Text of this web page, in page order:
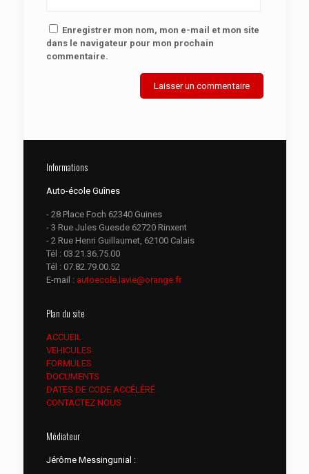
Enregistrer mon nom, mon e-mail et mon site
dans le navigateur pour mon prochain
commentaire.
Informations
Auto-école Guînes
- 28 Place Foch 62340 Guines
- 3 Rue Jules Guesde 62720 Rinxent
- 2 Rue Henri Guillaumet, 62100 Calais
Tél : 03.21.36.75.00
Tél : 07.82.79.00.52
E-mail : autoecole.lavie@orange.fr
Plan du site
ACCUEIL
VEHICULES
FORMULES
DOCUMENTS
DATES DE CODE ACCÉLÉRÉ
CONTACTEZ NOUS
Médiateur
Jérôme Messingunial :